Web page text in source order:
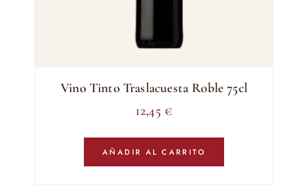
Vino Tinto Traslacuesta Roble 75cl
12,45 €
AÑADIR AL CARRITO